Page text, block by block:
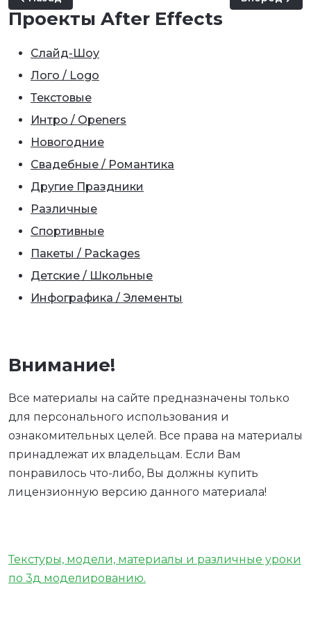
Проекты After Effects
Слайд-Шоу
Лого / Logo
Текстовые
Интро / Openers
Новогодние
Свадебные / Романтика
Другие Праздники
Различные
Спортивные
Пакеты / Packages
Детские / Школьные
Инфографика / Элементы
Внимание!
Все материалы на сайте предназначены только
для персонального использования и
ознакомительных целей. Все права на материалы
принадлежат их владельцам. Если Вам
понравилось что-либо, Вы должны купить
лицензионную версию данного материала!
Текстуры, модели, материалы и различные уроки
по 3д моделированию.